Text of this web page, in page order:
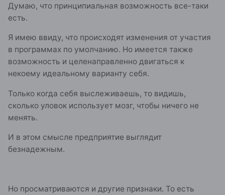
Думаю, что принципиальная возможность все-таки
есть.
Я имею ввиду, что происходят изменения от участия
в программах по умолчанию. Но имеется также
возможность и целенаправленно двигаться к
некоему идеальному варианту себя.
Только когда себя выслеживаешь, то видишь,
сколько уловок использует мозг, чтобы ничего не
менять.
И в этом смысле предприятие выглядит
безнадежным.
Но просматриваются и другие признаки. То есть